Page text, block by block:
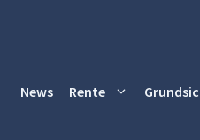
News Rente